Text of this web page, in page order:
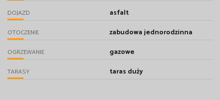
DOJAZD asfalt
OTOCZENIE zabudowa jednorodzinna
OGRZEWANIE gazowe
TARASY taras duży